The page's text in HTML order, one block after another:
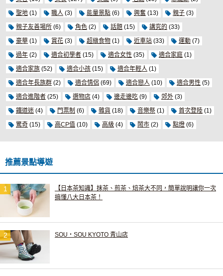
聖地 (1) 職人 (3) 能量景點 (6) 興奮 (13) 親子 (3)
親子友善場所 (6) 角色 (2) 話題 (15) 講究的 (33)
豪華 (1) 賞花 (3) 超級食物 (1) 近車站 (33) 運動 (7)
過年 (2) 適合初學者 (15) 適合女性 (35) 適合家庭 (1)
適合家族 (52) 適合小孩 (15) 適合年輕人 (1)
適合年長族群 (2) 適合情侶 (69) 適合戀人 (10) 適合男性 (5)
適合進階者 (25) 選物店 (4) 邊走邊吃 (9) 郊外 (3)
鐵道迷 (4) 門票制 (6) 雜貨 (18) 音樂祭 (1) 首次登陸 (1)
驚奇 (15) 高CP值 (10) 高級 (4) 鬧市 (2) 點燈 (6)
推薦景點導遊
【日本茶知識】抹茶、煎茶、焙茶大不同，簡單說明讓你一次
搞懂八大日本茶！
SOU・SOU KYOTO 青山店